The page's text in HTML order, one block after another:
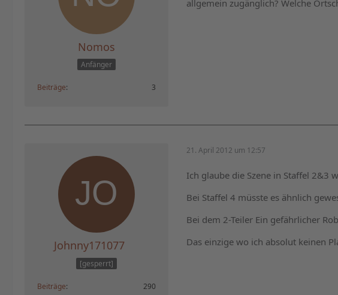
Nomos
Anfänger
Beiträge 3
allgemein zugänglich? Welche
Johnny171077
[gesperrt]
Beiträge 290
21. April 2012 um 12:57
Ich glaube die Szene in Staffel 2&3
Bei Staffel 4 müsste es ähnlich
Bei dem 2-Teiler Ein gefährlicher
Das einzige wo ich absolut keinen